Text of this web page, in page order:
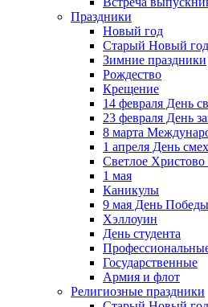
Праздники
Новый год
Старый Новый год
Зимние праздники
Рождество
Крещение
14 февраля День
23 февраля День
8 марта
1 апреля День
Светлое Христово
1 мая
Каникулы
9 мая День Победы
Хэллоуин
День студента
Государственные
Армия и флот
Религиозные праздники